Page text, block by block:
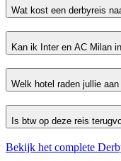
Wat kost een derbyreis
Kan ik Inter en AC Milan
Welk hotel raden jullie
Is btw op deze reis
Bekijk het complete